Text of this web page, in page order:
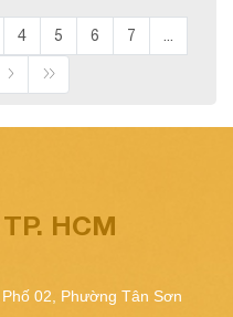
4 5 6 7
HCM
02, Phường Tân Sơn